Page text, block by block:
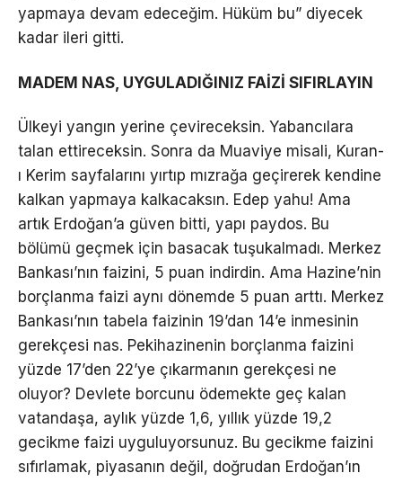
yapmaya devam edeceğim. Hüküm bu” diyecek
kadar ileri gitti.
MADEM NAS, UYGULADIĞINIZ FAİZİ SIFIRLAYIN
Ülkeyi yangın yerine çevireceksin. Yabancılara
talan ettireceksin. Sonra da Muaviye misali, Kuran-
ı Kerim sayfalarını yırtıp mızrağa geçirerek kendine
kalkan yapmaya kalkacaksın. Edep yahu! Ama
artık Erdoğan’a güven bitti, yapı paydos. Bu
bölümü geçmek için basacak tuşukalmadı. Merkez
Bankası’nın faizini, 5 puan indirdin. Ama Hazine’nin
borçlanma faizi aynı dönemde 5 puan arttı. Merkez
Bankası’nın tabela faizinin 19’dan 14’e inmesinin
gerekçesi nas. Pekihazinenin borçlanma faizini
yüzde 17’den 22’ye çıkarmanın gerekçesi ne
oluyor? Devlete borcunu ödemekte geç kalan
vatandaşa, aylık yüzde 1,6, yıllık yüzde 19,2
gecikme faizi uyguluyorsunuz. Bu gecikme faizini
sıfırlamak, piyasanın değil, doğrudan Erdoğan’ın